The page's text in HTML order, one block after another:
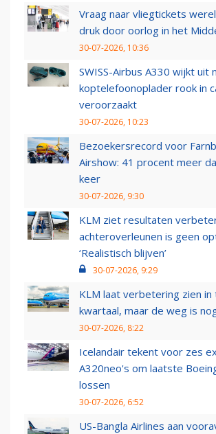
Vraag naar vliegtickets
druk door oorlog in het
30-07-2026, 10:36
SWISS-Airbus A330 wijkt uit
koptelefoonoplader rook in
veroorzaakt
30-07-2026, 10:23
Bezoekersrecord voor
Airshow: 41 procent meer
keer
30-07-2026, 9:30
KLM ziet resultaten
achteroverleunen is geen
‘Realistisch blijven’
30-07-2026, 9:29
KLM laat verbetering zien
kwartaal, maar de weg is
30-07-2026, 8:22
Icelandair tekent voor zes
A320neo's om laatste
lossen
30-07-2026, 6:52
US-Bangla Airlines aan